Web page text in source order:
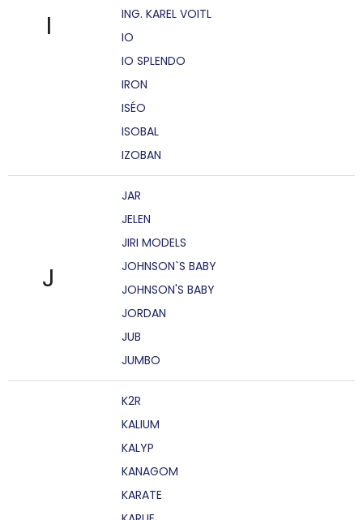
I
ING. KAREL VOITL
IO
IO SPLENDO
IRON
ISÉO
ISOBAL
IZOBAN
J
JAR
JELEN
JIRI MODELS
JOHNSON`S BABY
JOHNSON'S BABY
JORDAN
JUB
JUMBO
K2R
KALIUM
KALYP
KANAGOM
KARATE